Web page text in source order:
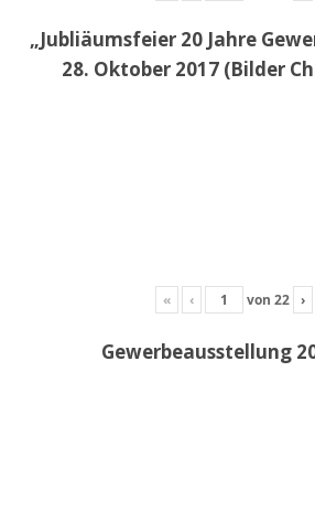
„Jubliäumsfeier 20 Jahre
28. Oktober 2017 (Bilder
« ‹ von 22 ›
Gewerbeausstellung